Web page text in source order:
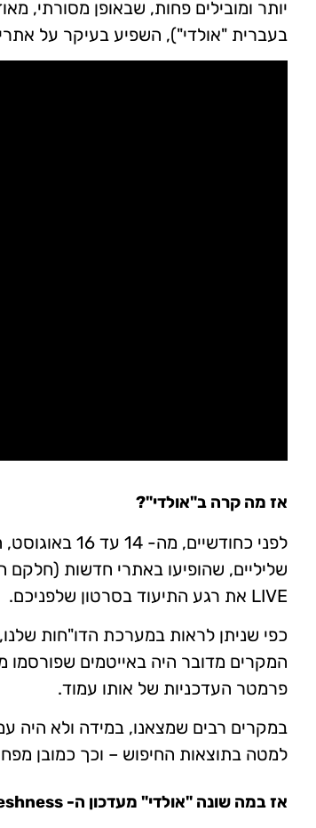
בעברית "אולדי"), השפיע בעיקר על
אז מה קרה ב"אולדי"?
שליליים, שהופיעו באתרי חדשות
LIVE את רגע התיעוד בסרטון שלפניכם.
כפי שניתן לראות במערכת הדו"חות
המקרים מדובר היה באייטמים
פרמטר העדכניות של אותו עמוד.
במקרים רבים שמצאנו, במידה ולא היה
למטה בתוצאות החיפוש – וכך כמובן
אז במה שונה "אולדי" מעדכון ה- Freshness